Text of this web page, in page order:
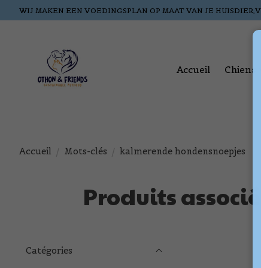
WIJ MAKEN EEN VOEDINGSPLAN OP MAAT VAN JE
Accueil Chiens
Accueil Mots-clés kalmerende hondensnoepjes
Produits
Catégories